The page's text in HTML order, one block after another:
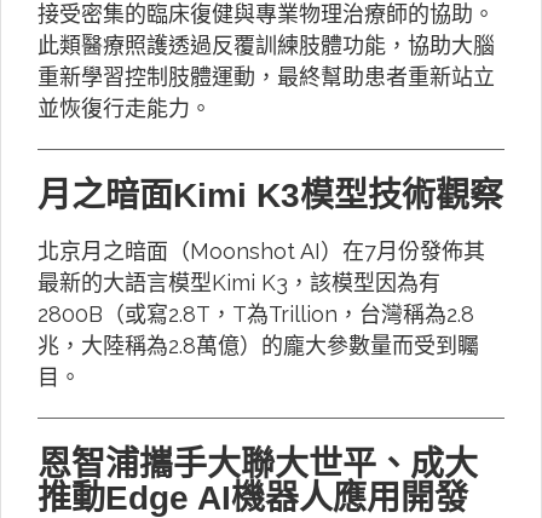
接受密集的臨床復健與專業物理治療師的協助。
此類醫療照護透過反覆訓練肢體功能，協助大腦
重新學習控制肢體運動，最終幫助患者重新站立
並恢復行走能力。
月之暗面Kimi K3模型技術觀察
北京月之暗面（Moonshot AI）在7月份發佈其
最新的大語言模型Kimi K3，該模型因為有
2800B（或寫2.8T，T為Trillion，台灣稱為2.8
兆，大陸稱為2.8萬億）的龐大參數量而受到矚
目。
恩智浦攜手大聯大世平、成大
推動Edge AI機器人應用開發